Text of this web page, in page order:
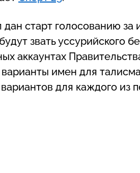
старт голосованию за
звать уссурийского
аккаунтах
имен для
для каждого из